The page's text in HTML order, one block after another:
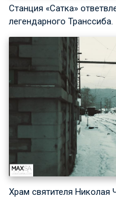
Станция «Сатка»
легендарного Транссиба.
Храм святителя Николая